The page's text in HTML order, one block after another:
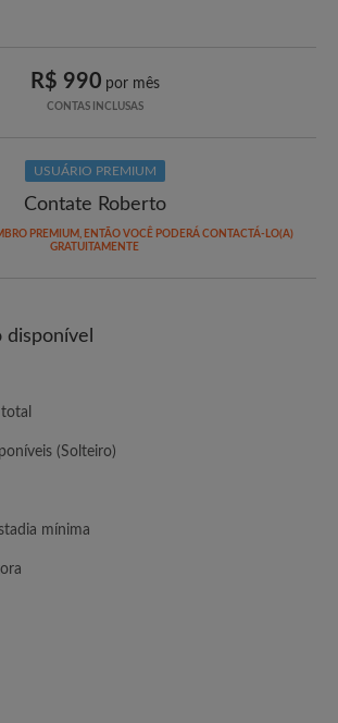
R$ 990 por mês
CONTAS INCLUSAS
USUÁRIO PREMIUM
Contate Roberto
PREMIUM, ENTÃO VOCÊ PODERÁ CONTACTÁ-LO(A)
GRATUITAMENTE
(Solteiro)
mínima